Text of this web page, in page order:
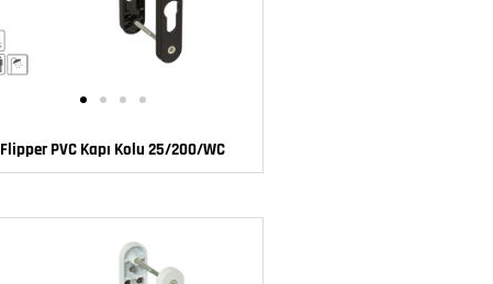
Flipper PVC Kapı Kolu 25/200/WC